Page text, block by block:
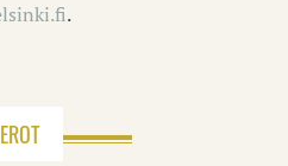
.